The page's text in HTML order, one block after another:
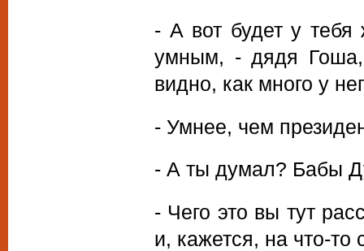
- А вот будет у
умным, - дядя Гоша,
видно, как много у
- Умнее, чем
- А ты думал? Бабы
- Чего это вы тут
и, кажется, на что-то